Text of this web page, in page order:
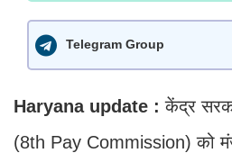
Telegram Group
Haryana update :केंद्र
(8th Pay Commission) को